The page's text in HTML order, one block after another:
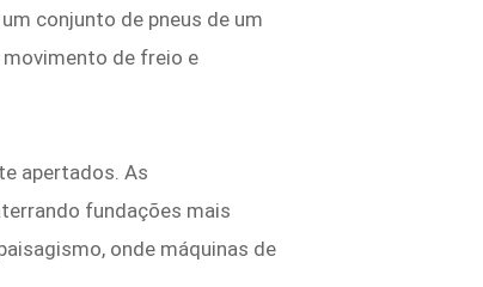
conjunto de pneus de um
de freio e
apertados. As
fundações mais
onde máquinas de